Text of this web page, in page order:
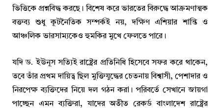
ভিত্তিকে প্রশ্নবিদ্ধ করছে। বিশেষ করে ভারতের বিরুদ্ধে আক্রমণাত্মক
বক্তব্য শুধু কূটনৈতিক সম্পর্কই নয়, দক্ষিণ এশিয়ার শান্তি ও
আঞ্চলিক ভারসাম্যকেও হুমকির মুখে ফেলতে পারে।
যদি ড. ইউনূস সত্যিই রাষ্ট্রের প্রতিনিধি হিসেবে সফর করে থাকেন,
তবে তাঁর প্রথম দায়িত্ব ছিল মুক্তিযুদ্ধের চেতনায় বিশ্বাসী, পেশাদার ও
নিরপেক্ষ ব্যক্তিদের নিয়ে দল গঠন করা। পরিবর্তে সেখানে জায়গা
পাচ্ছেন এমন ব্যক্তিরা, যাদের অতীত রেকর্ড বাংলাদেশ রাষ্ট্রের